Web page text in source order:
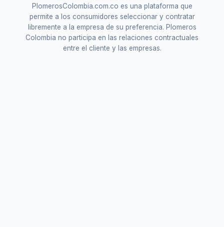
PlomerosColombia.com.co es una plataforma que
permite a los consumidores seleccionar y contratar
libremente a la empresa de su preferencia. Plomeros
Colombia no participa en las relaciones contractuales
entre el cliente y las empresas.